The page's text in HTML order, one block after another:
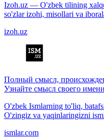
Izoh.uz — O'zbek tilining
so'zlar izohi, misollari va
izoh.uz
Полный смысл,
Узнайте смысл своего
O'zbek Ismlarning to'liq,
O'zingiz va yaqinlaringizni
ismlar.com